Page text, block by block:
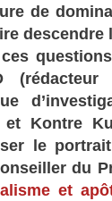
de
descendre
et Kontre
le
du
et